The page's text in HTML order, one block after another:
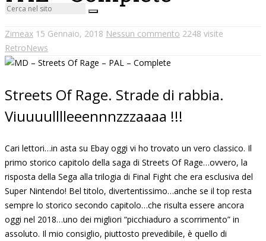
Zimeax 15 Gennaio, 2018 Nessun commento 2248 visite
RetroNews
Streets Of Rage. Strade di rabbia.
Viuuuulllleeennnzzzaaaa !!!
Cari lettori…in asta su Ebay oggi vi ho trovato un vero classico. Il
primo storico capitolo della saga di Streets Of Rage…ovvero, la
risposta della Sega alla trilogia di Final Fight che era esclusiva del
Super Nintendo! Bel titolo, divertentissimo…anche se il top resta
sempre lo storico secondo capitolo…che risulta essere ancora
oggi nel 2018…uno dei migliori “picchiaduro a scorrimento” in
assoluto. Il mio consiglio, piuttosto prevedibile, è quello di